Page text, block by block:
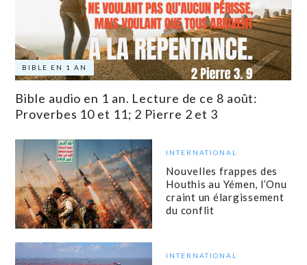
BIBLE EN 1 AN
Bible audio en 1 an. Lecture de ce 8 août:
Proverbes 10 et 11; 2 Pierre 2 et 3
INTERNATIONAL
Nouvelles frappes des
Houthis au Yémen, l’Onu
craint un élargissement
du conflit
INTERNATIONAL